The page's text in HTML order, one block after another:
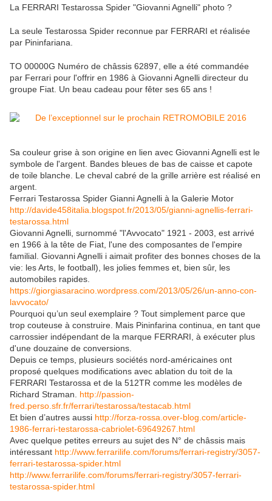
La FERRARI Testarossa Spider "Giovanni Agnelli" photo ?
La seule Testarossa Spider reconnue par FERRARI et réalisée
par Pininfariana.
TO 00000G Numéro de châssis 62897, elle a été commandée
par Ferrari pour l'offrir en 1986 à Giovanni Agnelli directeur du
groupe Fiat. Un beau cadeau pour fêter ses 65 ans !
Sa couleur grise à son origine en lien avec Giovanni Agnelli est le
symbole de l'argent. Bandes bleues de bas de caisse et capote
de toile blanche. Le cheval cabré de la grille arrière est réalisé en
argent.
Ferrari Testarossa Spider Gianni Agnelli à la Galerie Motor
http://davide458italia.blogspot.fr/2013/05/gianni-agnellis-ferrari-
testarossa.html
Giovanni Agnelli, surnommé "l'Avvocato" 1921 - 2003, est arrivé
en 1966 à la tête de Fiat, l'une des composantes de l'empire
familial. Giovanni Agnelli i aimait profiter des bonnes choses de la
vie: les Arts, le football), les jolies femmes et, bien sûr, les
automobiles rapides.
https://giorgiasaracino.wordpress.com/2013/05/26/un-anno-con-
lavvocato/
Pourquoi qu’un seul exemplaire ? Tout simplement parce que
trop couteuse à construire. Mais Pininfarina continua, en tant que
carrossier indépendant de la marque FERRARI, à exécuter plus
d'une douzaine de conversions.
Depuis ce temps, plusieurs sociétés nord-américaines ont
proposé quelques modifications avec ablation du toit de la
FERRARI Testarossa et de la 512TR comme les modèles de
Richard Straman. http://passion-
fred.perso.sfr.fr/ferrari/testarossa/testacab.html
Et bien d’autres aussi http://forza-rossa.over-blog.com/article-
1986-ferrari-testarossa-cabriolet-69649267.html
Avec quelque petites erreurs au sujet des N° de châssis mais
intéressant http://www.ferrarilife.com/forums/ferrari-registry/3057-
ferrari-testarossa-spider.html
http://www.ferrarilife.com/forums/ferrari-registry/3057-ferrari-
testarossa-spider.html